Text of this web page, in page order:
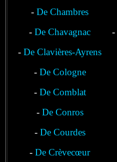
-De Chambres
-De Chavagnac -
-De Clavières-Ayrens
- De Cologne
- De Comblat
- De Conros
- De Courdes
-De Crèvecœur